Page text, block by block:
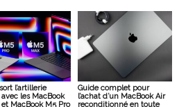
l’artillerie
les MacBook
MacBook M5 Pro
Guide complet pour
l’achat d’un MacBook Air
reconditionné en toute